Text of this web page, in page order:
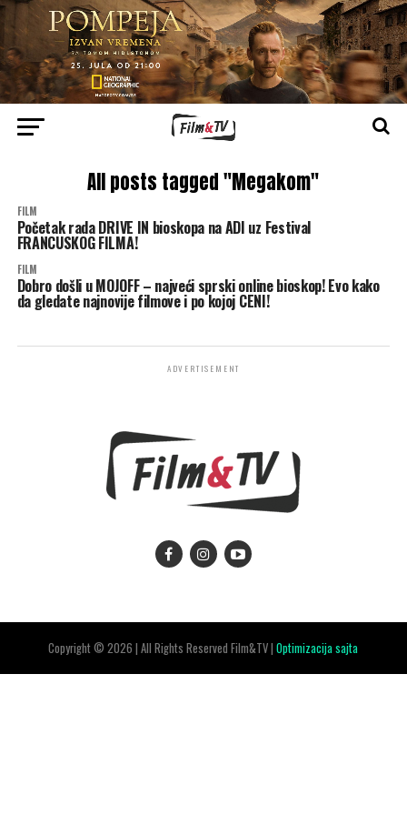
All posts tagged "Megakom"
FILM
Početak rada DRIVE IN bioskopa na ADI uz Festival
FRANCUSKOG FILMA!
FILM
Dobro došli u MOJOFF – najveći sprski online bioskop! Evo kako
da gledate najnovije filmove i po kojoj CENI!
ADVERTISEMENT
Copyright © 2026 | All Rights Reserved Film&TV |Optimizacija sajta